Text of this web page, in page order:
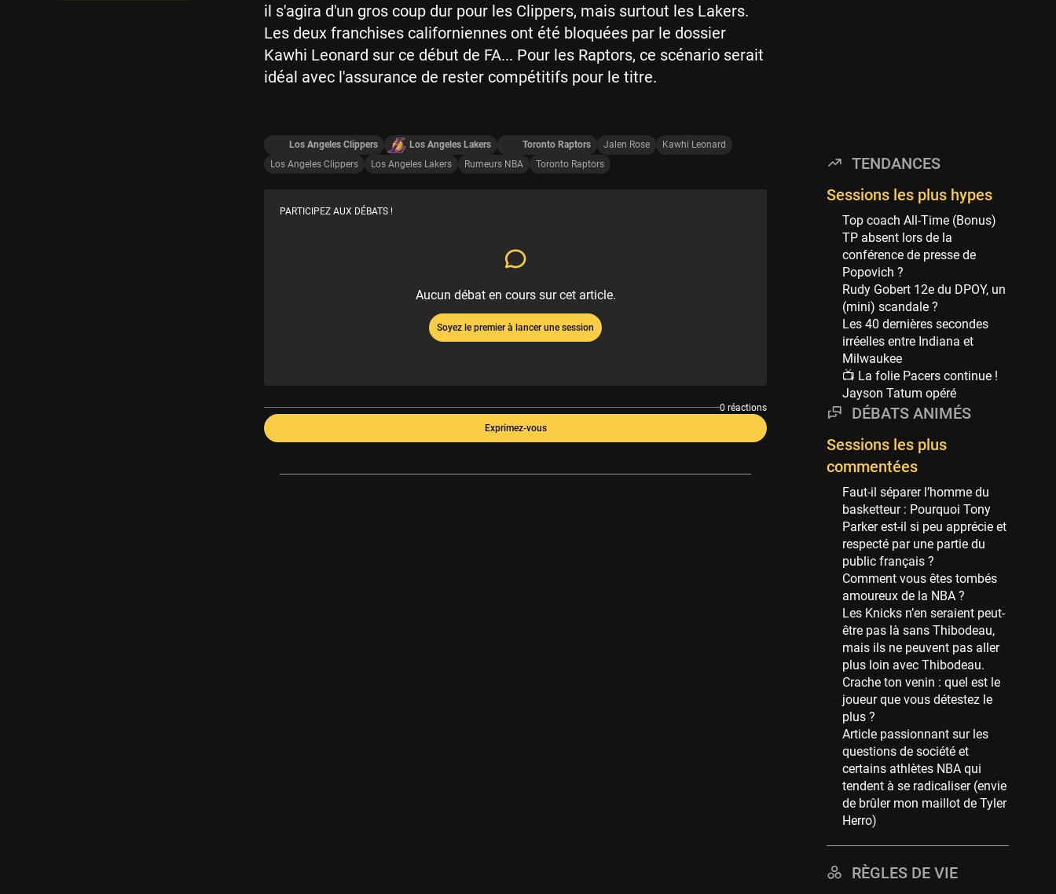
il s'agira d'un gros coup dur pour les Clippers, mais surtout les Lakers.
Les deux franchises californiennes ont été bloquées par le dossier
Kawhi Leonard sur ce début de FA... Pour les Raptors, ce scénario serait
idéal avec l'assurance de rester compétitifs pour le titre.
Los Angeles Clippers Los Angeles Lakers Toronto Raptors Jalen Rose
Kawhi Leonard
Los Angeles Clippers
Los Angeles Lakers Rumeurs NBA Toronto Raptors
PARTICIPEZ AUX DÉBATS !
Aucun débat en cours sur cet article.
Soyez le premier à lancer une session
0 réactions
Exprimez-vous
Philadelphia Sixers
89 sessions
Milwaukee Bucks
82 sessions
Hoop Culture
73 sessions
Oklahoma City Thunder
69 sessions
Phoenix Suns
69 sessions
Miami Heat
63 sessions
Los Angeles Clippers
61 sessions
53 sessions
New Orleans Pelicans
53 sessions
Jeux Olympiques
52 sessions
Atlanta Hawks
45 sessions
Chicago Bulls
41 sessions
Memphis Grizzlies
39 sessions
Cleveland Cavaliers
Orlando Magic
36 sessions
Euroleague
34 sessions
Charlotte Hornets
TENDANCES
Sessions les plus hypes
Top coach All-Time (Bonus)
TP absent lors de la
conférence de presse de
Popovich ?
Rudy Gobert 12e du DPOY, un
(mini) scandale ?
Les 40 dernières secondes
irréelles entre Indiana et
Milwaukee
📺 La folie Pacers continue !
Jayson Tatum opéré
DÉBATS ANIMÉS
Sessions les plus
commentées
Faut-il séparer l’homme du
basketteur : Pourquoi Tony
Parker est-il si peu apprécie et
respecté par une partie du
public français ?
Comment vous êtes tombés
amoureux de la NBA ?
Les Knicks n’en seraient peut-
être pas là sans Thibodeau,
mais ils ne peuvent pas aller
plus loin avec Thibodeau.
Crache ton venin : quel est le
joueur que vous détestez le
plus ?
Article passionnant sur les
questions de société et
certains athlètes NBA qui
tendent à se radicaliser (envie
de brûler mon maillot de Tyler
Herro)
RÈGLES DE VIE